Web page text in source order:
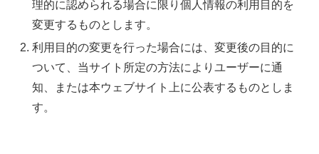
理的に認められる場合に限り個人情報の利用目的を
変更するものとします。
利用目的の変更を行った場合には、変更後の目的に
ついて、当サイト所定の方法によりユーザーに通
知、または本ウェブサイト上に公表するものとしま
す。